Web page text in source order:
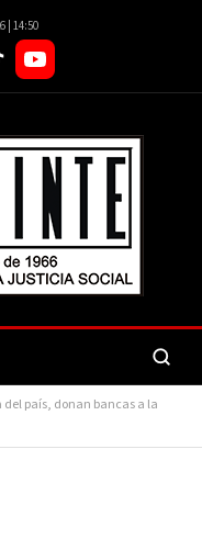
| 14:50
país, donan bancas a la